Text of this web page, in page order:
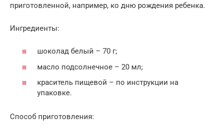
приготовленной, например, ко дню рождения ребенка.
Ингредиенты:
шоколад белый – 70 г;
масло подсолнечное – 20 мл;
краситель пищевой – по инструкции на
упаковке.
Способ приготовления: